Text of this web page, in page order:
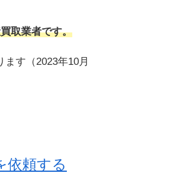
取業者です。
す（2023年10月
依頼する